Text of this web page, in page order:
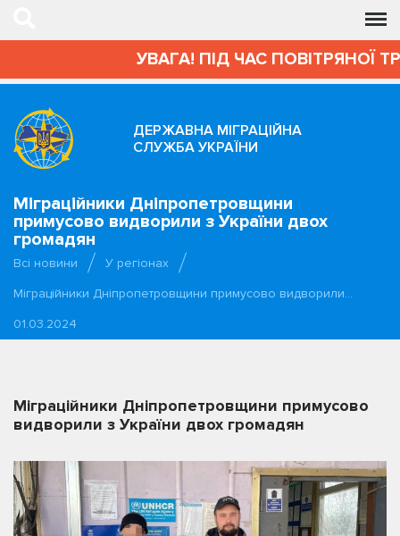
УВАГА! ПІД ЧАС ПОВІТРЯНОЇ
ДЕРЖАВНА МІГРАЦІЙНА
СЛУЖБА УКРАЇНИ
Міграційники Дніпропетровщини
примусово видворили з України двох
громадян
Всі новини
У регіонах
Міграційники Дніпропетровщини примусово видворили…
01.03.2024
Міграційники Дніпропетровщини примусово
видворили з України двох громадян